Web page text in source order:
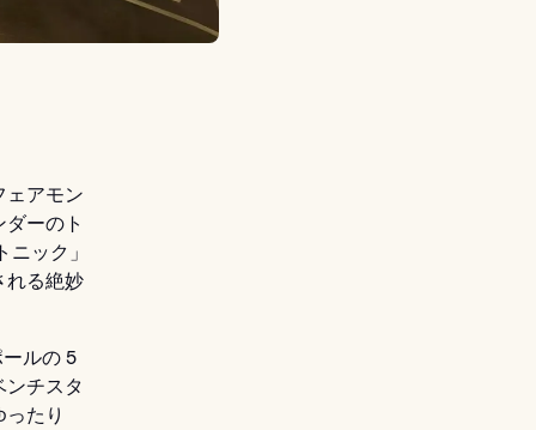
ェアモン
ーのト
ック」
れる絶妙
ルの 5
チスタ
たり